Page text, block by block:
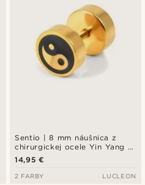
Sentio | 8 mm náušnica z
chirurgickej ocele Yin Yang v
zlatom tóne
14,95 €
2 FARBY LUCLEON